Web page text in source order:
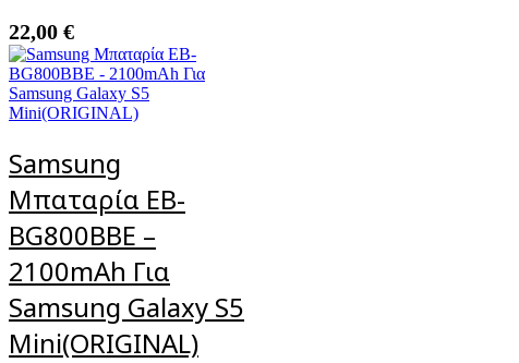
22,00 €
Samsung
Μπαταρία EB-
BG800BBE –
2100mAh Για
Samsung Galaxy S5
Mini(ORIGINAL)